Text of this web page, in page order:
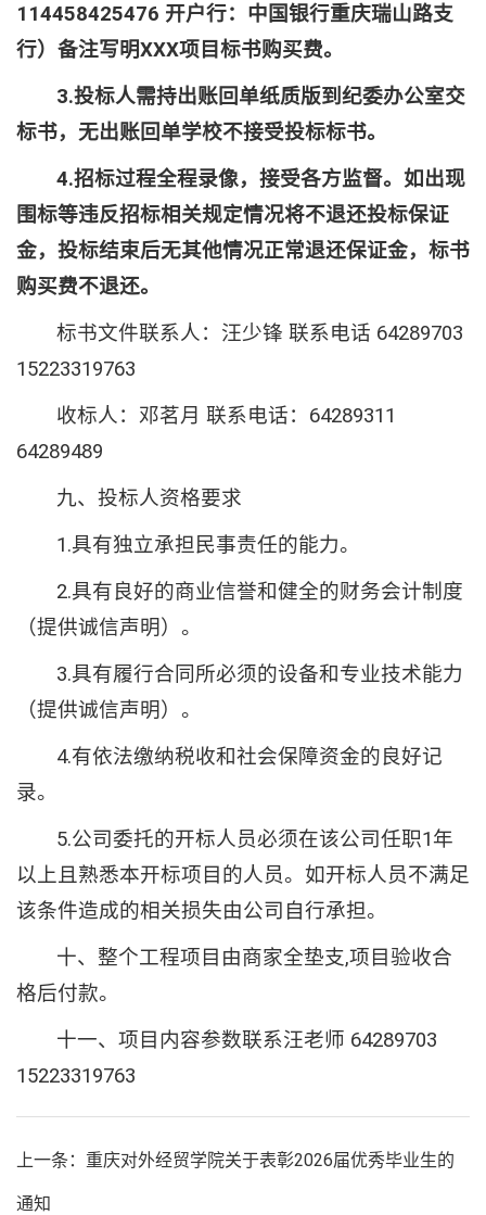
114458425476 开户行：中国银行重庆瑞山路支
行）备注写明XXX项目标书购买费。
3.投标人需持出账回单纸质版到纪委办公室交
标书，无出账回单学校不接受投标标书。
4.招标过程全程录像，接受各方监督。如出现
围标等违反招标相关规定情况将不退还投标保证
金，投标结束后无其他情况正常退还保证金， 标书
购买费不退还。
标书文件联系人：汪少锋 联系电话 64289703
15223319763
收标人：邓茗月 联系电话：64289311
64289489
九、投标人资格要求
1.具有独立承担民事责任的能力。
2.具有良好的商业信誉和健全的财务会计制度
（提供诚信声明）。
3.具有履行合同所必须的设备和专业技术能力
（提供诚信声明）。
4.有依法缴纳税收和社会保障资金的良好记
录。
5.公司委托的开标人员必须在该公司任职1年
以上且熟悉本开标项目的人员。如开标人员不满足
该条件造成的相关损失由公司自行承担。
十、整个工程项目由商家全垫支,项目验收合
格后付款。
十一、项目内容参数联系汪老师 64289703
15223319763
上一条：重庆对外经贸学院关于表彰2026届优秀毕业生的
通知